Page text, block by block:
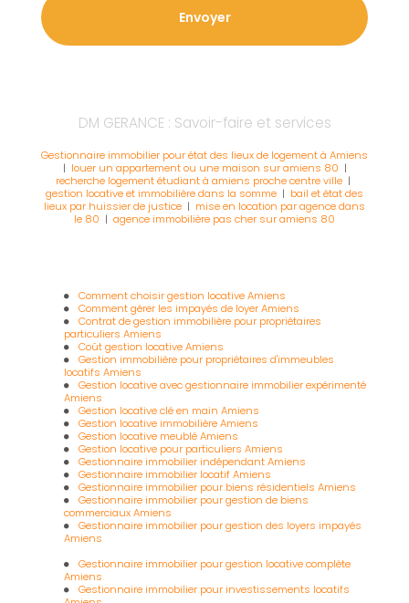
DM GERANCE : Savoir-faire et services
Gestionnaire immobilier pour état des lieux de logement à Amiens
| louer un appartement ou une maison sur amiens 80 |
recherche logement étudiant à amiens proche centre ville |
gestion locative et immobilière dans la somme | bail et état des
lieux par huissier de justice | mise en location par agence dans
le 80 | agence immobilière pas cher sur amiens 80
Comment choisir gestion locative Amiens
Comment gérer les impayés de loyer Amiens
Contrat de gestion immobilière pour propriétaires
particuliers Amiens
Coût gestion locative Amiens
Gestion immobilière pour propriétaires d'immeubles
locatifs Amiens
Gestion locative avec gestionnaire immobilier expérimenté
Amiens
Gestion locative clé en main Amiens
Gestion locative immobilière Amiens
Gestion locative meublé Amiens
Gestion locative pour particuliers Amiens
Gestionnaire immobilier indépendant Amiens
Gestionnaire immobilier locatif Amiens
Gestionnaire immobilier pour biens résidentiels Amiens
Gestionnaire immobilier pour gestion de biens
commerciaux Amiens
Gestionnaire immobilier pour gestion des loyers impayés
Amiens
Gestionnaire immobilier pour gestion locative complète
Amiens
Gestionnaire immobilier pour investissements locatifs